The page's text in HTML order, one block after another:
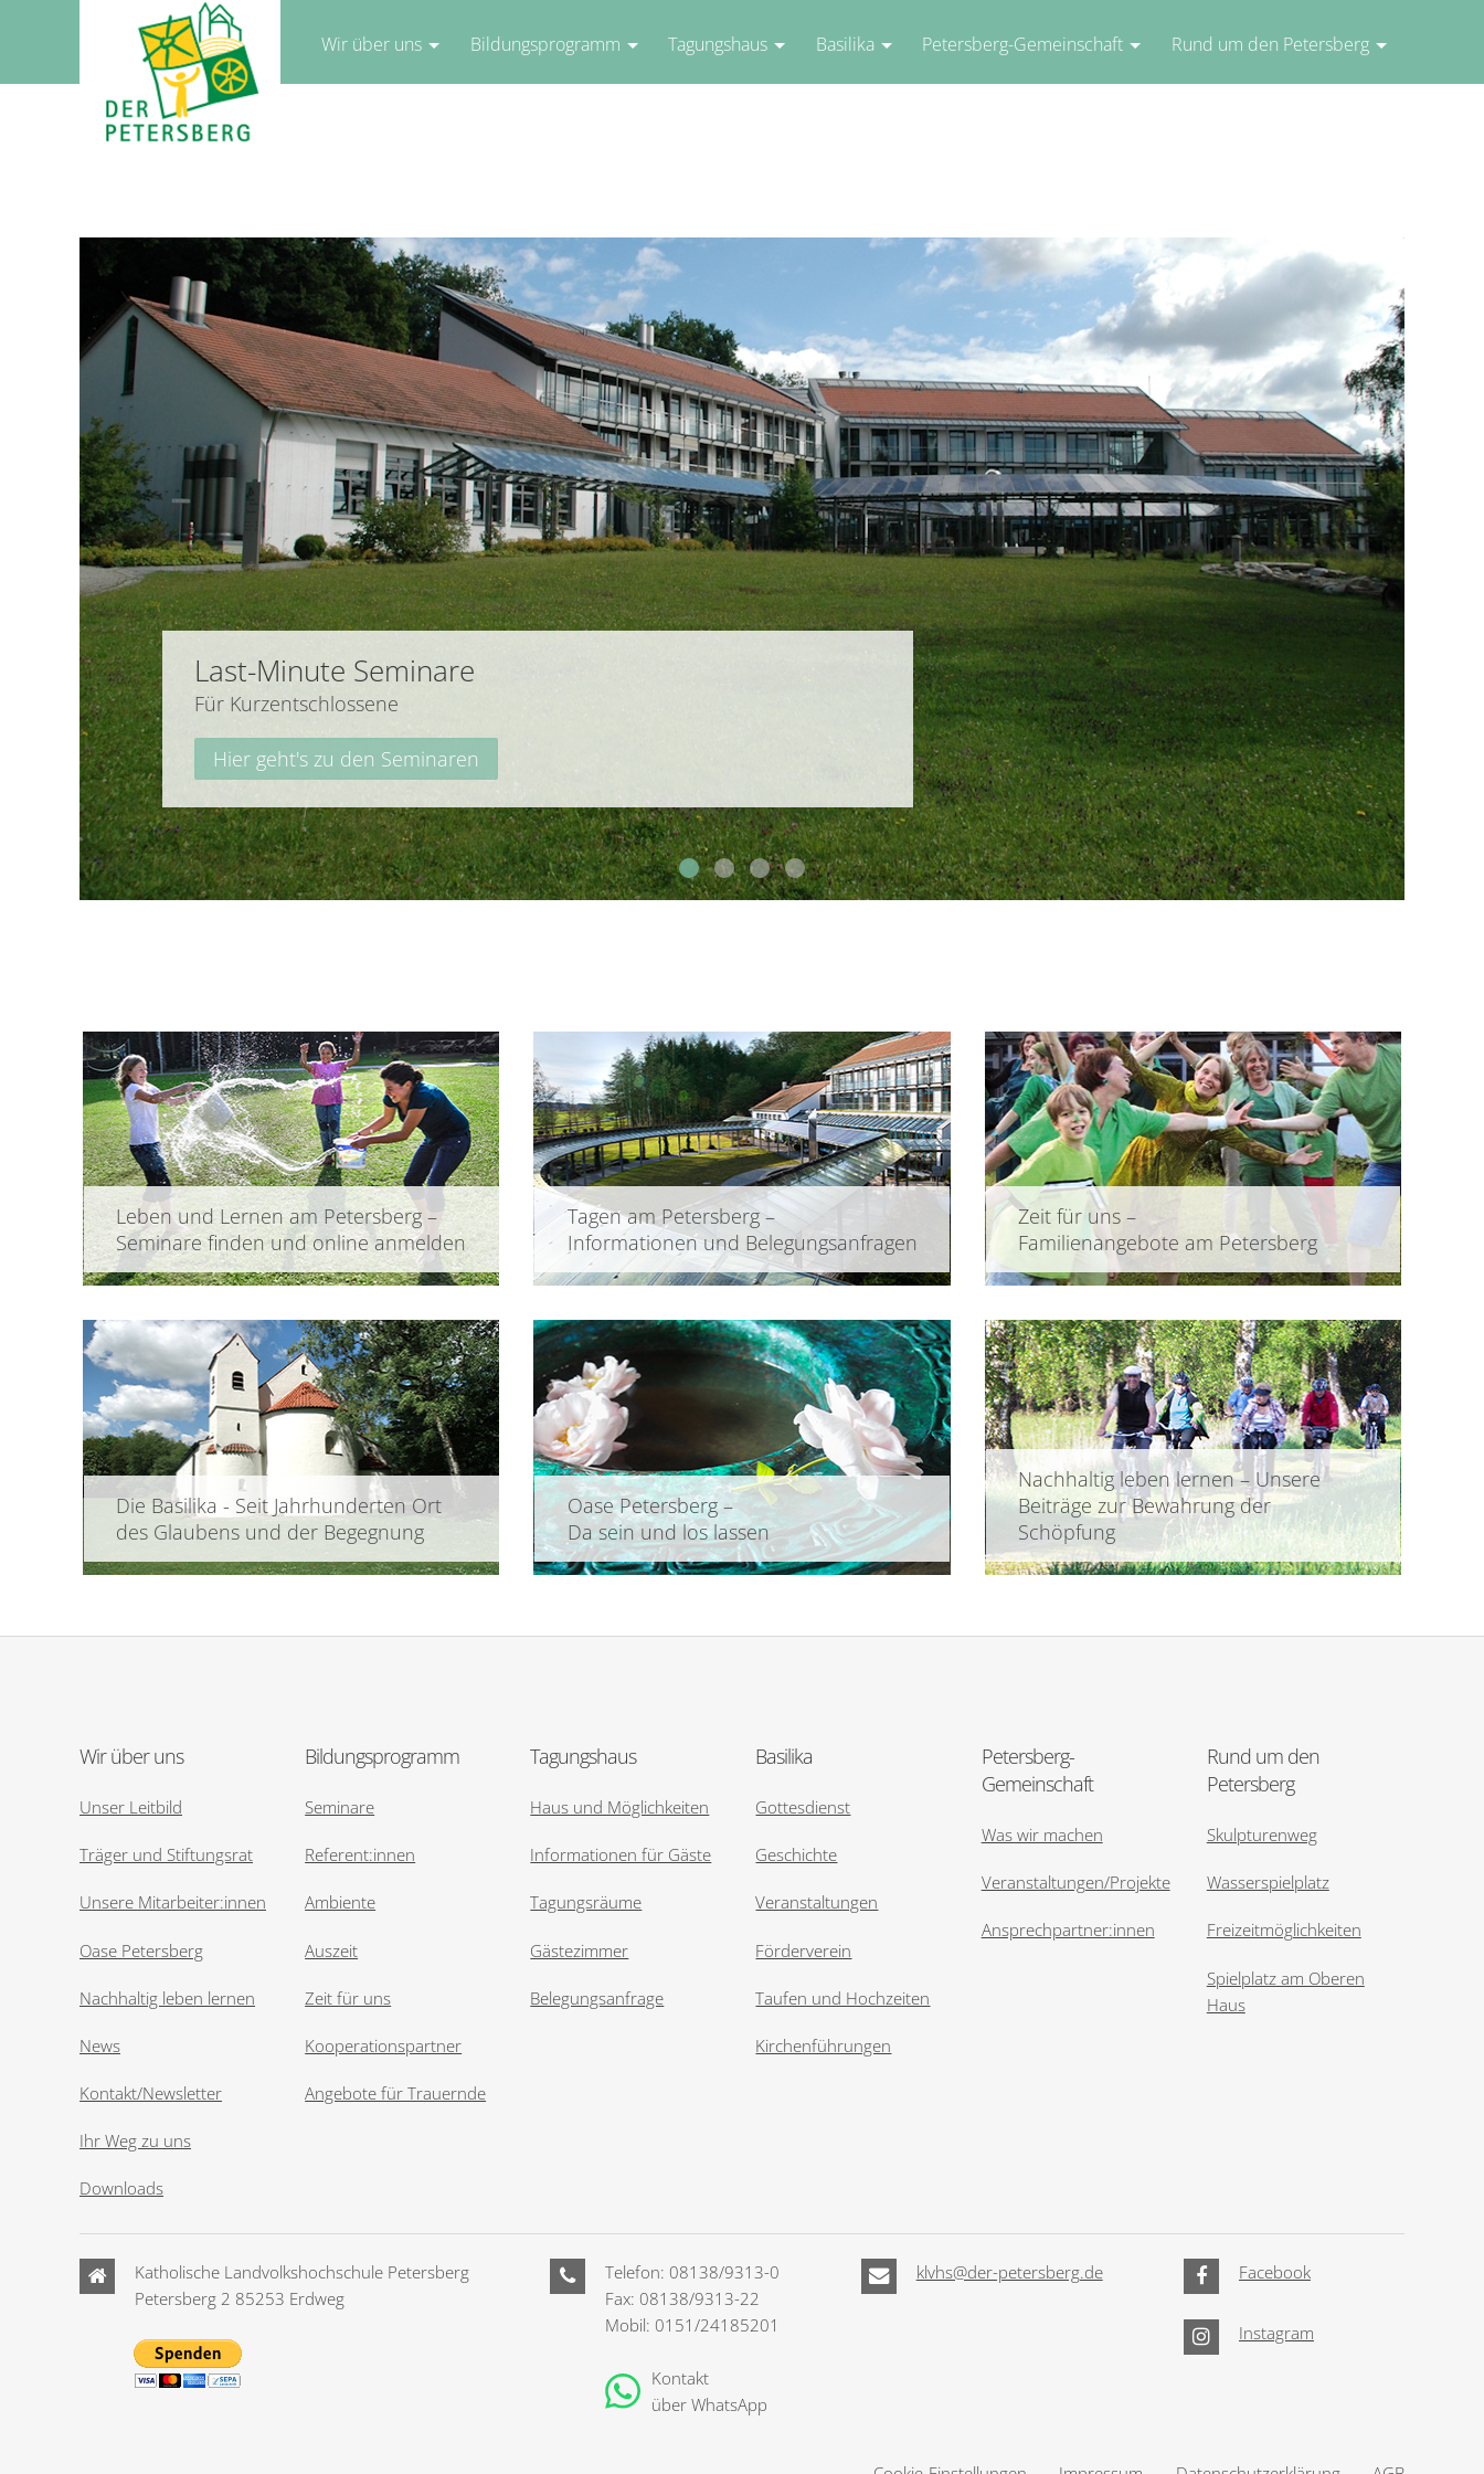
Wir über uns Bildungsprogramm Tagungshaus Basilika Petersberg-Gemeinschaft Rund um den Petersberg
Leben und Lernen am Petersberg –
Seminare finden und online anmelden
Tagen am Petersberg –
Informationen und Belegungsanfragen
Zeit für uns –
Familienangebote am Petersberg
Die Basilika - Seit Jahrhunderten Ort
des Glaubens und der Begegnung
Oase Petersberg –
Da sein und los lassen
Nachhaltig leben lernen – Unsere
Beiträge zur Bewahrung der
Schöpfung
Wir über uns
Unser Leitbild
Träger und Stiftungsrat
Unsere Mitarbeiter:innen
Oase Petersberg
Nachhaltig leben lernen
News
Kontakt/Newsletter
Ihr Weg zu uns
Downloads
Bildungsprogramm
Seminare
Referent:innen
Ambiente
Auszeit
Zeit für uns
Kooperationspartner
Angebote für Trauernde
Tagungshaus
Haus und Möglichkeiten
Informationen für Gäste
Tagungsräume
Gästezimmer
Belegungsanfrage
Basilika
Gottesdienst
Geschichte
Veranstaltungen
Förderverein
Taufen und Hochzeiten
Kirchenführungen
Petersberg-
Gemeinschaft
Was wir machen
Veranstaltungen/Projekte
Ansprechpartner:innen
Rund um den
Petersberg
Skulpturenweg
Wasserspielplatz
Freizeitmöglichkeiten
Spielplatz am Oberen
Haus
Katholische Landvolkshochschule Petersberg
Petersberg 2 85253 Erdweg
Telefon: 08138/9313-0
Fax: 08138/9313-22
Mobil: 0151/24185201
Kontakt
über WhatsApp
klvhs@der-petersberg.de Facebook
Instagram